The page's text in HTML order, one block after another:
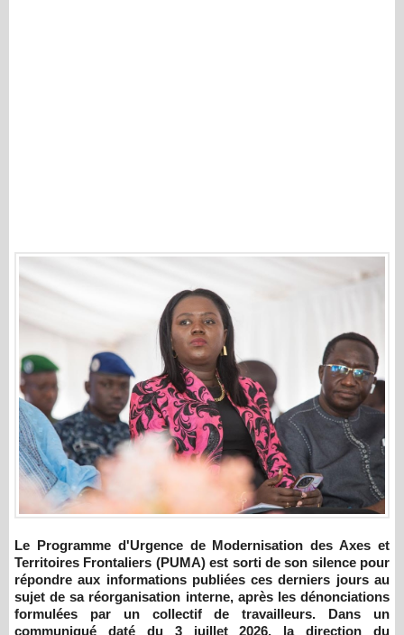
Le Programme d'Urgence de Modernisation des Axes et
Territoires Frontaliers (PUMA) est sorti de son silence pour
répondre aux informations publiées ces derniers jours au
sujet de sa réorganisation interne, après les dénonciations
formulées par un collectif de travailleurs. Dans un
communiqué daté du 3 juillet 2026, la direction du